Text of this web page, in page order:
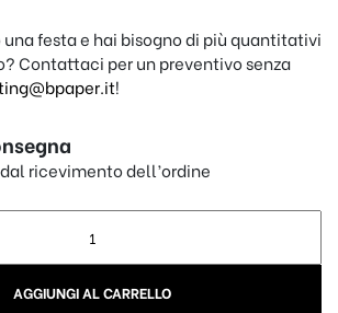
una festa e hai bisogno di più quantitativi
Contattaci per un preventivo senza
!
ricevimento dell’ordine
AGGIUNGI AL CARRELLO